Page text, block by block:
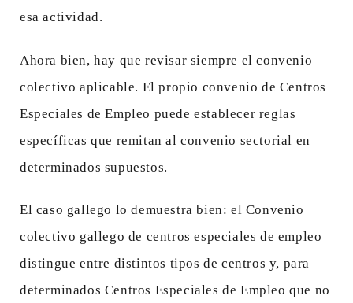
esa actividad.
Ahora bien, hay que revisar siempre el convenio
colectivo aplicable. El propio convenio de Centros
Especiales de Empleo puede establecer reglas
específicas que remitan al convenio sectorial en
determinados supuestos.
El caso gallego lo demuestra bien: el Convenio
colectivo gallego de centros especiales de empleo
distingue entre distintos tipos de centros y, para
determinados Centros Especiales de Empleo que no